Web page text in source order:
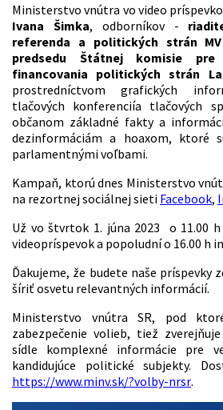
Ministerstvo vnútra vo video
Ivana Šimka, odborníkov -
referenda a politických strán
predsedu Štátnej komisie
financovania politických strán
prostredníctvom grafických
tlačových konferenciía tlačových
občanom základné fakty a
dezinformáciám a hoaxom, ktoré
parlamentnými voľbami.
Kampaň, ktorú dnes Ministerstvo
na rezortnej sociálnej sieti Facebook,
Už vo štvrtok 1. júna 2023 o 11.00
videopríspevok a popoludní o 16.00 h
Ďakujeme, že budete naše
šíriť osvetu relevantných informácií.
Ministerstvo vnútra SR, pod
zabezpečenie volieb, tiež
sídle komplexné informácie pre
kandidujúce politické subjekty.
https://www.minv.sk/?volby-nrsr.